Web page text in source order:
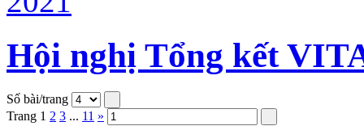
Hội nghị Tổng kết
Số bài/trang
Trang 1 2 3 ... 11 »